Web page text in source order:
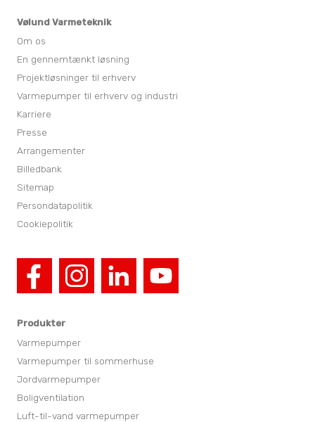
Produkter
Varmepumper
Varmepumper til sommerhuse
Jordvarmepumper
Boligventilation
Luft-til-vand varmepumper
Vølund Varmeteknik
Om os
En gennemtænkt løsning
Projektløsninger til erhverv
Varmepumper til erhverv og industri
Karriere
Presse
Arrangementer
Billedbank
Sitemap
Persondatapolitik
Cookiepolitik